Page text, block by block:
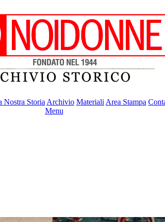
Nostra Storia Archivio Materiali Area Stampa
Menu